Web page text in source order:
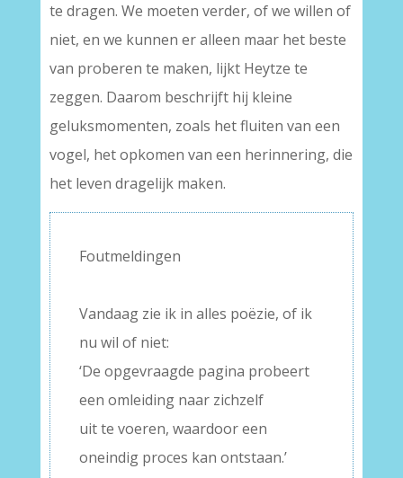
te dragen. We moeten verder, of we willen of
niet, en we kunnen er alleen maar het beste
van proberen te maken, lijkt Heytze te
zeggen. Daarom beschrijft hij kleine
geluksmomenten, zoals het fluiten van een
vogel, het opkomen van een herinnering, die
het leven dragelijk maken.
Foutmeldingen
Vandaag zie ik in alles poëzie, of ik
nu wil of niet:
‘De opgevraagde pagina probeert
een omleiding naar zichzelf
uit te voeren, waardoor een
oneindig proces kan ontstaan.’